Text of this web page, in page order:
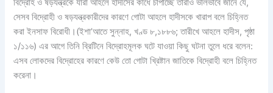
সেসব বিদ্রোহী ও ষড়যন্ত্রকারীদের কারণে গোটা আহলে হাদীসকে খারাপ বলে চিহ্নিত
করা ইনসাফ বিরোধী।(ইশা’আতে সুন্নাহ, খণ্ড ৮,১৮৮৬; তারীখে আহলে হাদীস, পৃষ্ঠা
১/১১৬) এর আগে তিনি ব্রিটিনে বিদ্রোহমূলক ঘটে যাওয়া কিছু ঘটনা তুলে ধরে বলেন:
এসব লোকদের বিদ্রোহের কারণে কেউ তো গোটা খ্রিষ্টান জাতিকে বিদ্রোহী বলে চিহ্নিত
করেনা।